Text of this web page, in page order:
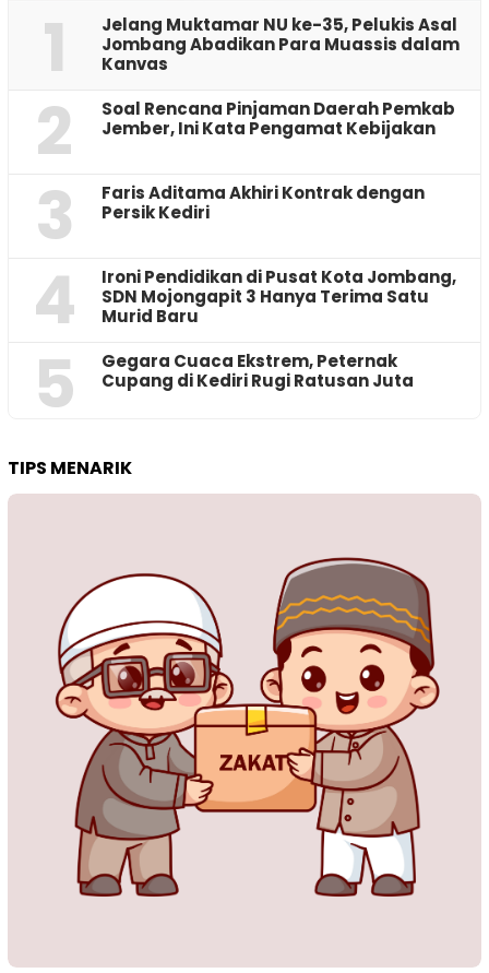
1
Jelang Muktamar NU ke-35, Pelukis Asal
Jombang Abadikan Para Muassis dalam
Kanvas
2
‎Soal Rencana Pinjaman Daerah Pemkab
Jember, Ini Kata Pengamat Kebijakan ‎
3
Faris Aditama Akhiri Kontrak dengan
Persik Kediri
4
Ironi Pendidikan di Pusat Kota Jombang,
SDN Mojongapit 3 Hanya Terima Satu
Murid Baru
5
‎Gegara Cuaca Ekstrem, Peternak
Cupang di Kediri Rugi Ratusan Juta
TIPS MENARIK